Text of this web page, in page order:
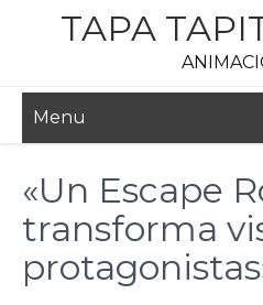
TAPA
Menu
«Un Escape
transforma